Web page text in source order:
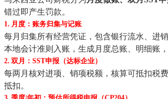
错过即产生罚款。
1. 月度：账务归集与记账
每月归集所有经营凭证，包含银行流水、进
本地会计准则入账，生成月度总账、明细账，
2. 双月：SST申报（达标企业）
每两月核对进项、销项税额，核算可抵扣税
抵扣。